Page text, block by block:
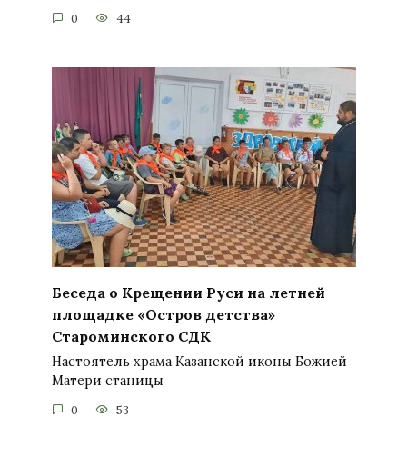
0 44
Беседа о Крещении Руси на летней
площадке «Остров детства»
Староминского СДК
Настоятель храма Казанской иконы Божией
Матери станицы
0 53